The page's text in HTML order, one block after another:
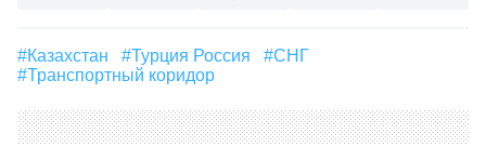
#Казахстан #Турция Россия
#СНГ
#Транспортный коридор